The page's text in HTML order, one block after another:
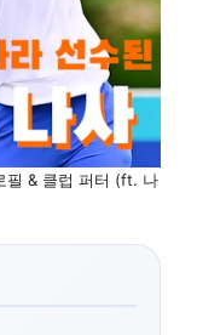
필 & 클럽 퍼터 (ft. 나